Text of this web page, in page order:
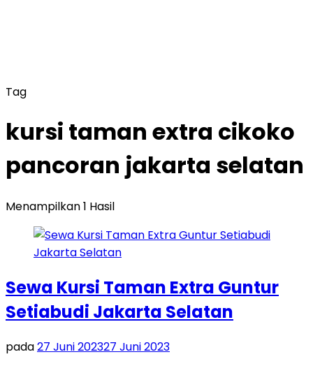
Tag
kursi taman extra cikoko
pancoran jakarta selatan
Menampilkan 1 Hasil
Sewa Kursi Taman Extra Guntur
Setiabudi Jakarta Selatan
pada27 Juni 202327 Juni 2023